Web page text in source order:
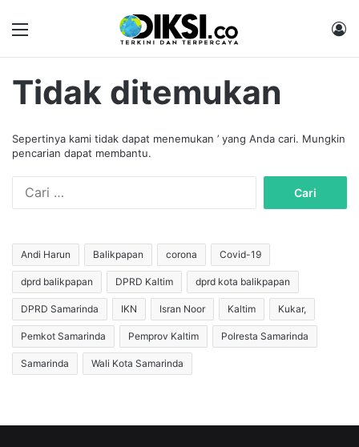
Tidak ditemukan
Sepertinya kami tidak dapat menemukan ’ yang Anda cari. Mungkin
pencarian dapat membantu.
u
n
t
u
k
:
Andi Harun Balikpapan corona Covid-19
dprd balikpapan DPRD Kaltim dprd kota balikpapan
DPRD Samarinda IKN Isran Noor Kaltim Kukar,
Pemkot Samarinda Pemprov Kaltim Polresta Samarinda
Samarinda Wali Kota Samarinda